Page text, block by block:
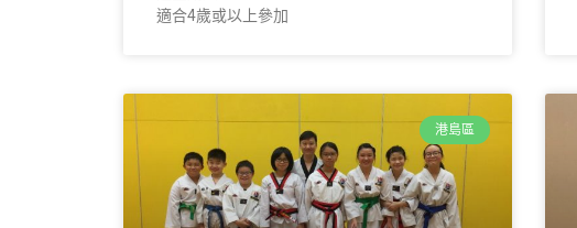
適合4歲或以上參加
港島區